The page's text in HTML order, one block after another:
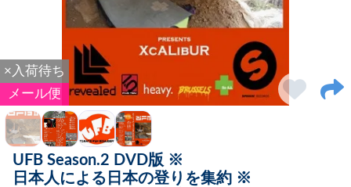
×入荷待ち
メール便
UFB Season.2 DVD版 ※
日本人による日本の登りを集約 ※